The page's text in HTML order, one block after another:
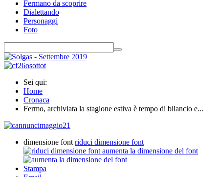
Fermano da scoprire
Dialettando
Personaggi
Foto
Sei qui:
Home
Cronaca
Fermo, archiviata la stagione estiva è tempo di bilancio e...
dimensione font riduci dimensione font
aumenta la dimensione del font
Stampa